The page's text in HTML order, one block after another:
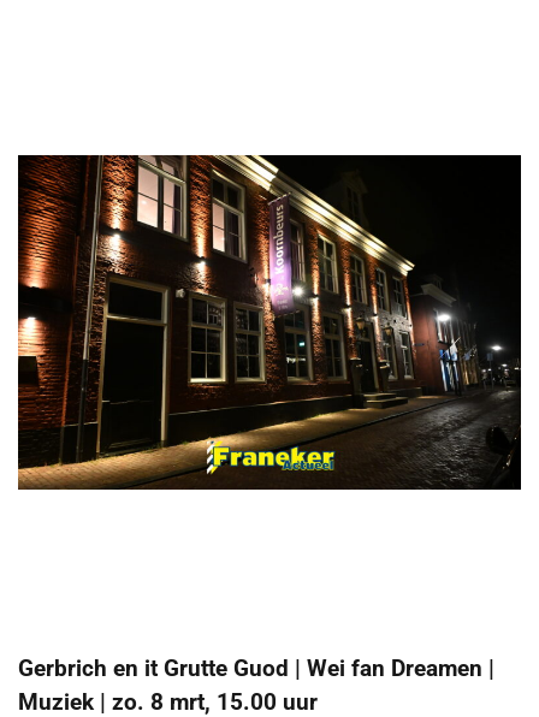
Gerbrich en it Grutte Guod | Wei fan Dreamen |
Muziek | zo. 8 mrt, 15.00 uur